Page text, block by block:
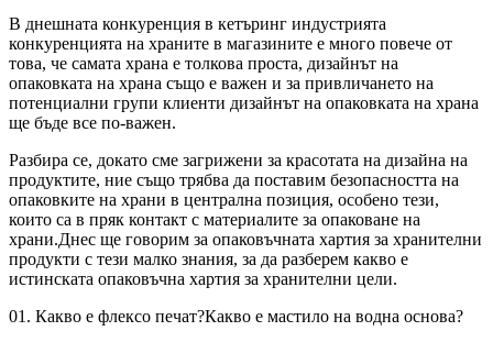
В днешната конкуренция в кетъринг индустрията
конкуренцията на храните в магазините е много повече от
това, че самата храна е толкова проста, дизайнът на
опаковката на храна също е важен и за привличането на
потенциални групи клиенти дизайнът на опаковката на храна
ще бъде все по-важен.
Разбира се, докато сме загрижени за красотата на дизайна на
продуктите, ние също трябва да поставим безопасността на
опаковките на храни в централна позиция, особено тези,
които са в пряк контакт с материалите за опаковане на
храни.Днес ще говорим за опаковъчната хартия за хранителни
продукти с тези малко знания, за да разберем какво е
истинската опаковъчна хартия за хранителни цели.
01. Какво е флексо печат?Какво е мастило на водна основа?